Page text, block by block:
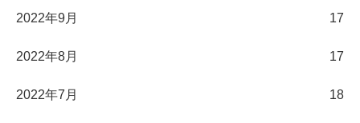
2022年9月 17
2022年8月 17
2022年7月 18